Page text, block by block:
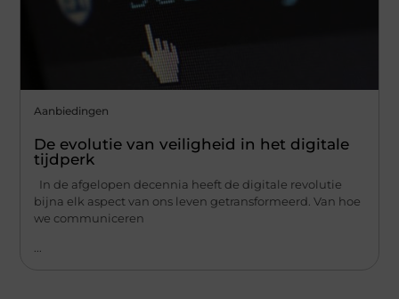
Aanbiedingen
De evolutie van veiligheid in het digitale
tijdperk
In de afgelopen decennia heeft de digitale revolutie
bijna elk aspect van ons leven getransformeerd. Van hoe
we communiceren